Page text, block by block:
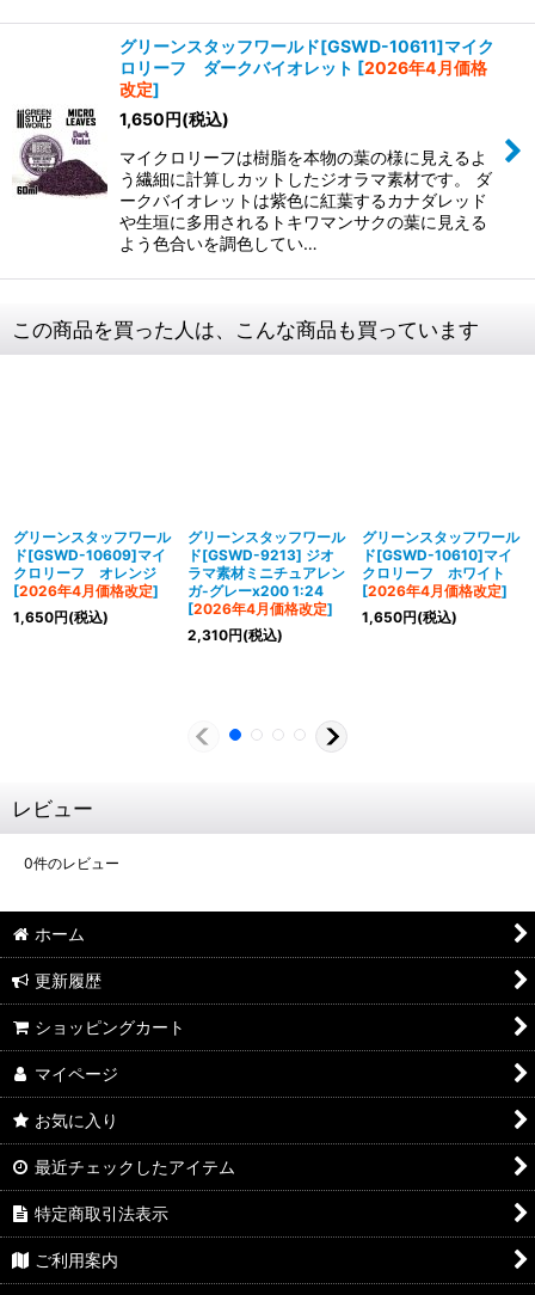
グリーンスタッフワールド[GSWD-10611]マイク
ロリーフ ダークバイオレット [2026年4月価格
改定]
1,650円(税込)
マイクロリーフは樹脂を本物の葉の様に見えるよ
う繊細に計算しカットしたジオラマ素材です。 ダ
ークバイオレットは紫色に紅葉するカナダレッド
や生垣に多用されるトキワマンサクの葉に見える
よう色合いを調色してい…
この商品を買った人は、こんな商品も買っています
グリーンスタッフワール
ド[GSWD-10609]マイ
クロリーフ オレンジ
[2026年4月価格改定]
1,650円(税込)
グリーンスタッフワール
ド[GSWD-9213] ジオ
ラマ素材ミニチュアレン
ガ-グレーx200 1:24
[2026年4月価格改定]
2,310円(税込)
グリーンスタッフワール
ド[GSWD-10610]マイ
クロリーフ ホワイト
[2026年4月価格改定]
1,650円(税込)
レビュー
0件のレビュー
ホーム
更新履歴
ショッピングカート
マイページ
お気に入り
最近チェックしたアイテム
特定商取引法表示
ご利用案内